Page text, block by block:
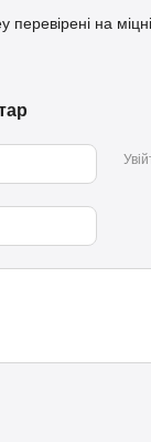
перевірені на